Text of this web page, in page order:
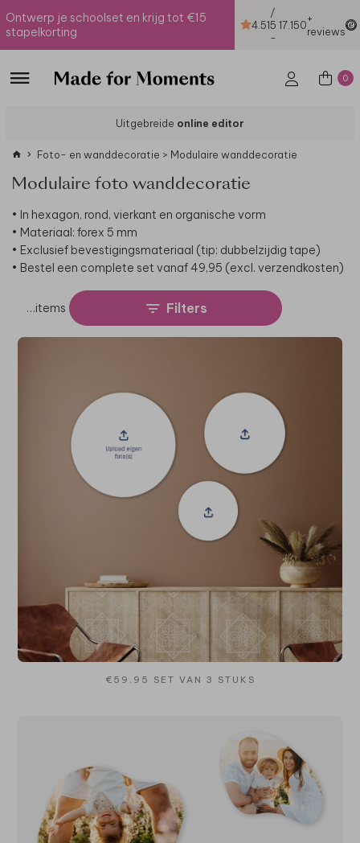
Ontwerp je schoolset en krijg tot €15
stapelkorting
4.51
/
5
-
17.150+
reviews
0
Uitgebreide online editor
Foto- en wanddecoratie > Modulaire wanddecoratie
Modulaire foto wanddecoratie
• In hexagon, rond, vierkant en organische vorm
• Materiaal: forex 5 mm
• Exclusief bevestigingsmateriaal (tip: dubbelzijdig tape)
• Bestel een complete set vanaf 49,95 (excl. verzendkosten)
…items Filters
€59,95 SET VAN 3 STUKS